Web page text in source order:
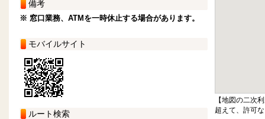
備考
※ 窓口業務、ATMを一時休止する場合があります。
モバイルサイト
ルート検索
【地図の二次
超えて、許可